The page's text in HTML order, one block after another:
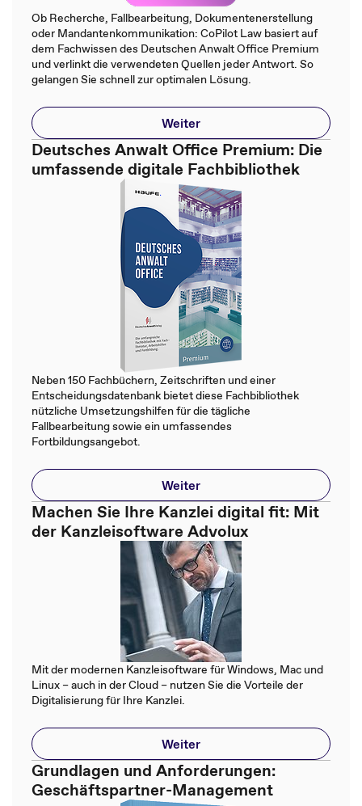
Ob Recherche, Fallbearbeitung, Dokumentenerstellung
oder Mandantenkommunikation: CoPilot Law basiert auf
dem Fachwissen des Deutschen Anwalt Office Premium
und verlinkt die verwendeten Quellen jeder Antwort. So
gelangen Sie schnell zur optimalen Lösung.
Weiter
Deutsches Anwalt Office Premium: Die
umfassende digitale Fachbibliothek
Neben 150 Fachbüchern, Zeitschriften und einer
Entscheidungsdatenbank bietet diese Fachbibliothek
nützliche Umsetzungshilfen für die tägliche
Fallbearbeitung sowie ein umfassendes
Fortbildungsangebot.
Weiter
Machen Sie Ihre Kanzlei digital fit: Mit
der Kanzleisoftware Advolux
Mit der modernen Kanzleisoftware für Windows, Mac und
Linux – auch in der Cloud – nutzen Sie die Vorteile der
Digitalisierung für Ihre Kanzlei.
Weiter
Grundlagen und Anforderungen:
Geschäftspartner-Management